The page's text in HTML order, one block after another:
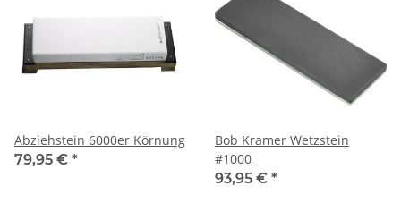
Abziehstein 6000er Körnung
79,95 € *
Bob Kramer Wetzstein
#1000
93,95 € *